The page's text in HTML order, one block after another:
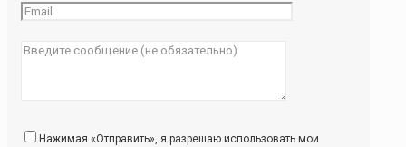
Нажимая «Отправить», я разрешаю использовать мои